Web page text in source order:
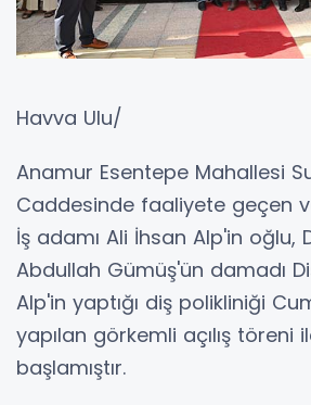
Havva Ulu/
Anamur Esentepe Mahallesi
Caddesinde faaliyete geçen
İş adamı Ali İhsan Alp'in oğlu,
Abdullah Gümüş'ün damadı
Alp'in yaptığı diş polikliniği
yapılan görkemli açılış töreni
başlamıştır.